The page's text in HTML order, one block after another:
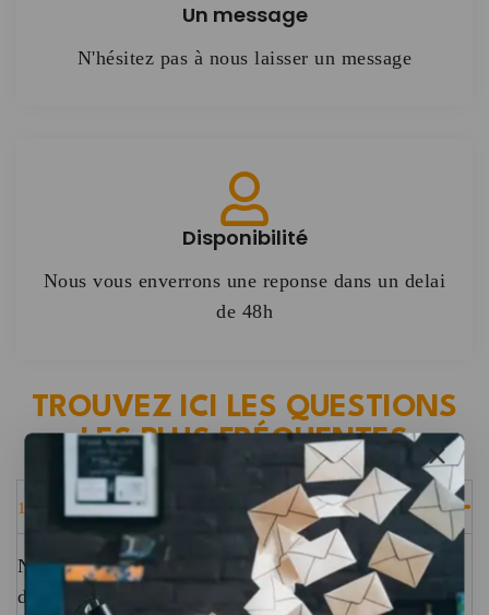
Un message
N'hésitez pas à nous laisser un message
Disponibilité
Nous vous enverrons une reponse dans un delai
de 48h
TROUVEZ ICI LES QUESTIONS
LES PLUS FRÉQUENTES
1. Comment fonctionne Numerikshop ?
Numerikshop est une plateforme en ligne spécialisée
dans les produits numériques, offrant un